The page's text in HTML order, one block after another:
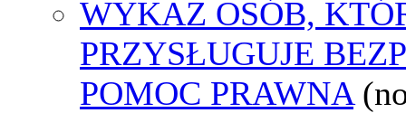
WYKAZ OSÓB,
PRZYSŁUGUJE
POMOC PRAWNA